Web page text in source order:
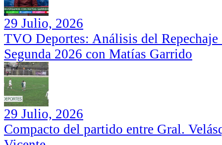
29 Julio, 2026
TVO Deportes: Análisis del
Segunda 2026 con Matías Garrido
29 Julio, 2026
Compacto del partido entre Gral.